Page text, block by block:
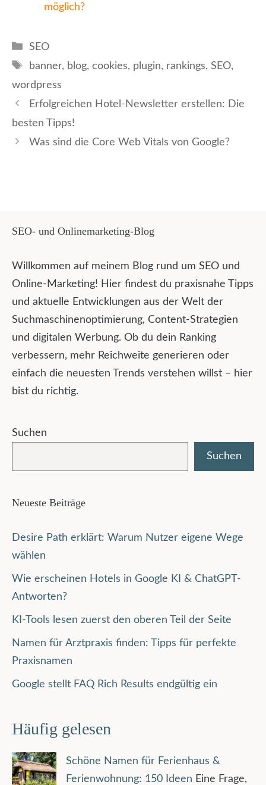
möglich?
Kategorien
SEO
Schlagwörter
banner, blog, cookies, plugin, rankings, SEO,
wordpress
Erfolgreichen Hotel-Newsletter erstellen: Die
besten Tipps!
Was sind die Core Web Vitals von Google?
SEO- und Onlinemarketing-Blog
Willkommen auf meinem Blog rund um SEO und
Online-Marketing! Hier findest du praxisnahe Tipps
und aktuelle Entwicklungen aus der Welt der
Suchmaschinenoptimierung, Content-Strategien
und digitalen Werbung. Ob du dein Ranking
verbessern, mehr Reichweite generieren oder
einfach die neuesten Trends verstehen willst – hier
bist du richtig.
Suchen
Suchen
Neueste Beiträge
Desire Path erklärt: Warum Nutzer eigene Wege
wählen
Wie erscheinen Hotels in Google KI & ChatGPT-
Antworten?
KI-Tools lesen zuerst den oberen Teil der Seite
Namen für Arztpraxis finden: Tipps für perfekte
Praxisnamen
Google stellt FAQ Rich Results endgültig ein
Häufig gelesen
Schöne Namen für Ferienhaus &
Ferienwohnung: 150 Ideen Eine Frage,